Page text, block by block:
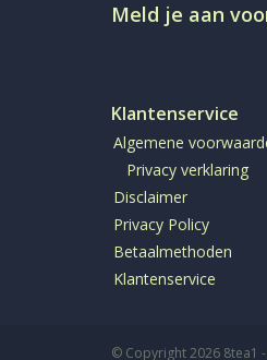
Meld je aan
Klantenservice
Algemene
Privacy verklaring
Disclaimer
Privacy Policy
Betaalmethoden
Klantenservice
© Copyright 2026 8tea1